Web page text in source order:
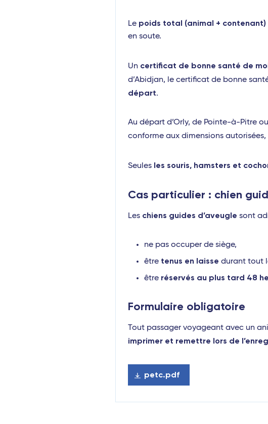
Le poids total (animal + contenant)
en soute.
Un certificat de bonne santé de
d’Abidjan, le certificat de bonne
départ.
Au départ d’Orly, de Pointe-à-Pitre
conforme aux dimensions
Seules les souris, hamsters et
Cas particulier : chien
Les chiens guides d’aveugle sont
ne pas occuper de siège,
être tenus en laisse durant tout
être réservés au plus tard 48
Formulaire obligatoire
Tout passager voyageant avec un
imprimer et remettre lors de
petc.pdf